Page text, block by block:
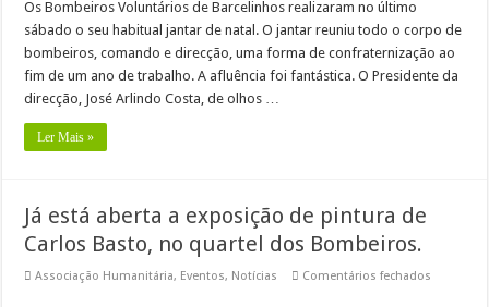
Natal
dos
Bombeiros
Voluntários
Barcelinhos
Os Bombeiros Voluntários de Barcelinhos realizaram no último
sábado o seu habitual jantar de natal. O jantar reuniu todo o corpo de
bombeiros, comando e direcção, uma forma de confraternização ao
fim de um ano de trabalho. A afluência foi fantástica. O Presidente da
direcção, José Arlindo Costa, de olhos …
Ler Mais »
Já está aberta a exposição de pintura de
Carlos Basto, no quartel dos Bombeiros.
Associação Humanitária, Eventos, Notícias Comentários fechados